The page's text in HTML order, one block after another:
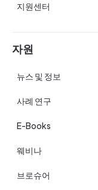
지원센터
자원
뉴스 및 정보
사례 연구
E-Books
웨비나
브로슈어